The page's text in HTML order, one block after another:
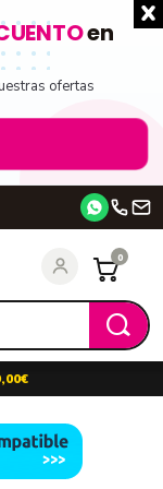
en
ofertas
0